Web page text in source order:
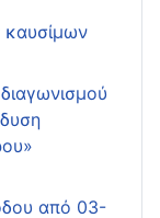
καυσίμων
από 03-